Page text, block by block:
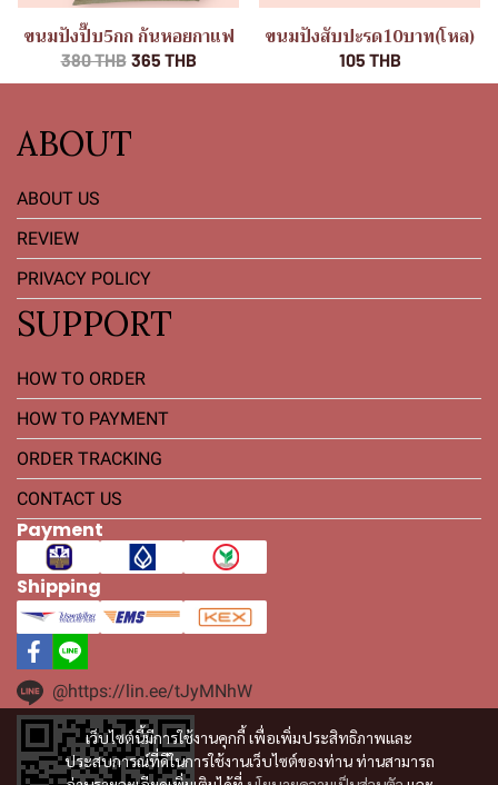
ขนมปังปี๊บ5กก ก้นหอยกาแฟ
380 THB 365 THB
ขนมปังสับปะรด10บาท(โหล)
105 THB
เว็บไซต์นี้มีการใช้งานคุกกี้ เพื่อเพิ่มประสิทธิภาพและ
ประสบการณ์ที่ดีในการใช้งานเว็บไซต์ของท่าน ท่านสามารถ
ABOUT
ABOUT US
REVIEW
PRIVACY POLICY
SUPPORT
HOW TO ORDER
HOW TO PAYMENT
ORDER TRACKING
CONTACT US
Payment
Shipping
@https://lin.ee/tJyMNhW